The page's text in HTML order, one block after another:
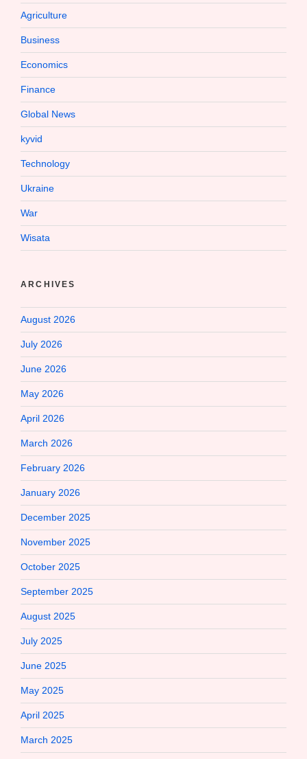
Agriculture
Business
Economics
Finance
Global News
kyvid
Technology
Ukraine
War
Wisata
ARCHIVES
August 2026
July 2026
June 2026
May 2026
April 2026
March 2026
February 2026
January 2026
December 2025
November 2025
October 2025
September 2025
August 2025
July 2025
June 2025
May 2025
April 2025
March 2025